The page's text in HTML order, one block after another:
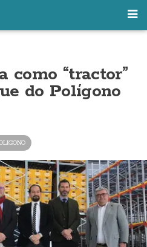
como “tractor”
do Polígono